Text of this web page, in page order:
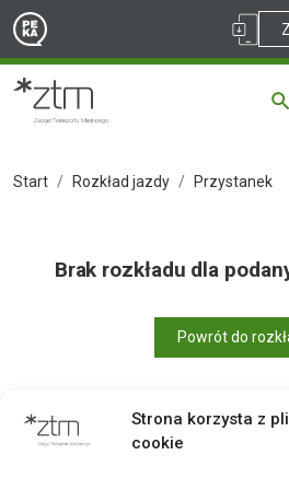
Strona korzysta z
cookie
Start Rozkład jazdy Przystanek
Brak rozkładu dla
Powrót do